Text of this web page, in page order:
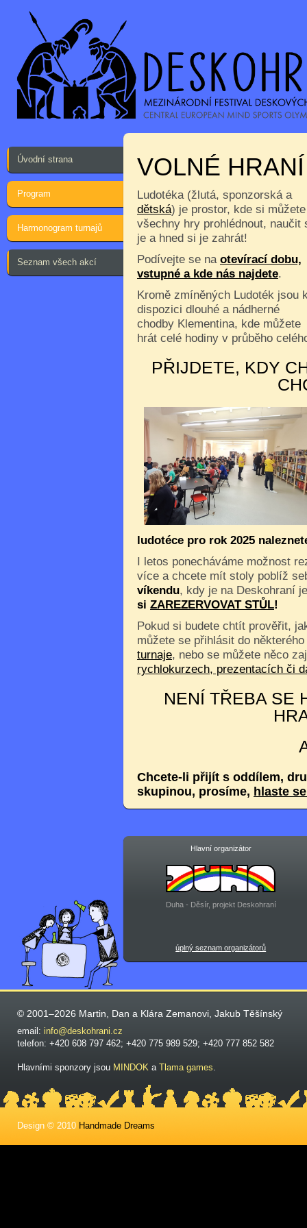
Úvodní strana
Program
Harmonogram turnajů
Seznam všech akcí
VOLNÉ
Ludotéka (žlutá, sponzorská a
dětská) je prostor, kde si můžete
všechny hry prohlédnout, naučit
je a hned si je zahrát!
Podívejte se na otevírací dobu,
vstupné a kde nás najdete.
Kromě zmíněných Ludoték jsou
dispozici dlouhé a nádherné
chodby Klementina, kde můžete
hrát celé hodiny v průběho
PŘIJDETE, KDY
ludotéce pro rok 2025
I letos ponecháváme možnost
více a chcete mít stoly poblíž
víkendu, kdy je na Deskohraní
si ZAREZERVOVAT STŮL!
Pokud si budete chtít prověřit,
můžete se přihlásit do
turnaje, nebo se můžete něco
rychlokurzech, prezentacích či
NENÍ TŘEBA SE
Chcete-li přijít s oddílem,
skupinou, prosíme, hlaste
Hlavní organizátor
Duha - Děsír, projekt Deskohraní
úplný seznam organizátorů
© 2001–2026 Martin, Dan a Klára Zemanovi, Jakub Těšínský
email: info@deskohrani.cz
telefon: +420 608 797 462; +420 775 989 529; +420 777 852 582
Hlavními sponzory jsou MINDOK a Tlama games.
Design © 2010 Handmade Dreams